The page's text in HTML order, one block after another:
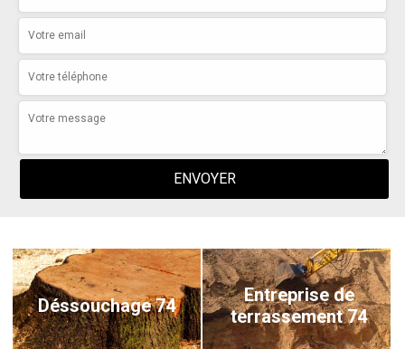
Déssouchage 74
Entreprise de
terrassement 74